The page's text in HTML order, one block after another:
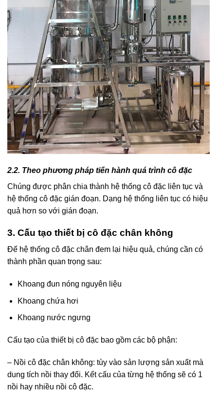
2.2. Theo phương pháp tiến hành quá trình cô đặc
Chúng được phân chia thành hệ thống cô đặc liên tục và
hệ thống cô đặc gián đoạn. Dạng hệ thống liên tục có hiệu
quả hơn so với gián đoạn.
3. Cấu tạo thiết bị cô đặc chân không
Để hệ thống cô đặc chân đem lại hiệu quả, chúng cần có
thành phần quan trọng sau:
Khoang đun nóng nguyên liệu
Khoang chứa hơi
Khoang nước ngưng
Cấu tạo của thiết bị cô đặc bao gồm các bộ phận:
– Nồi cô đặc chân không: tùy vào sản lượng sản xuất mà
dung tích nồi thay đổi. Kết cấu của từng hệ thống sẽ có 1
nồi hay nhiều nồi cô đặc.